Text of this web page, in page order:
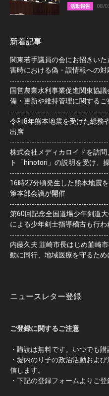
活動報告 08/
新着記事
関東若手議員の会にお招きい
害時における偽・誤情報への
国営農業水利事業促進関東協
備・更新や維持管理に関する
令和8年熊本地震を受けた総務
出席
株式会社メディカロイドを訪
ト「hinotori」の説明を受け、
16時27分頃発生した熊本地震
策本部会議が開催
第60回記念全国道場少年剣道
による少年剣士指導稽古も行わ
内藤久夫 韮崎市長はじめ韮崎
動に同行、地域医療を守るた
ニュースレター登録
ご登録に関するご注意
・購読は無料です。いつでも購
・堀内のり子の政治活動およ
信します。
・下記の登録フォームよりご登